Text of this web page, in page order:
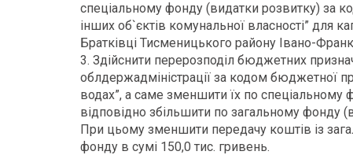
спеціальному фонду (видатки розвитку) за
інших об`єктів комунальної власності” для
Братківці Тисменицького району Івано-
3. Здійснити перерозподіл бюджетних
облдержадміністрації за кодом бюджетної
водах”, а саме зменшити їх по спеціальному
відповідно збільшити по загальному фонду
При цьому зменшити передачу коштів із
фонду в сумі 150,0 тис. гривень.